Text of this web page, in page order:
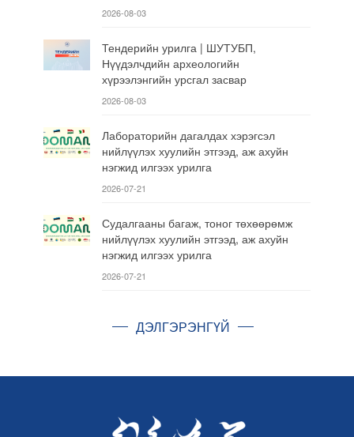
2026-08-03
Тендерийн урилга | ШУТУБП,
Нүүдэлчдийн археологийн
хүрээлэнгийн урсгал засвар
2026-08-03
Лабораторийн дагалдах хэрэгсэл
нийлүүлэх хуулийн этгээд, аж ахуйн
нэгжид илгээх урилга
2026-07-21
Судалгааны багаж, тоног төхөөрөмж
нийлүүлэх хуулийн этгээд, аж ахуйн
нэгжид илгээх урилга
2026-07-21
ДЭЛГЭРЭНГҮЙ